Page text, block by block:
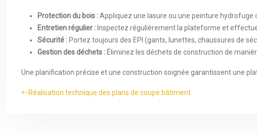
Protection du bois :Appliquez une lasure ou une peinture hydrofuge
Entretien régulier : Inspectez régulièrement la plateforme et
Sécurité : Portez toujours des EPI (gants, lunettes, chaussures de
Gestion des déchets : Éliminez les déchets de construction de
Une planification précise et une construction soignée garantissent une
Réalisation technique des plans de coupe bâtiment